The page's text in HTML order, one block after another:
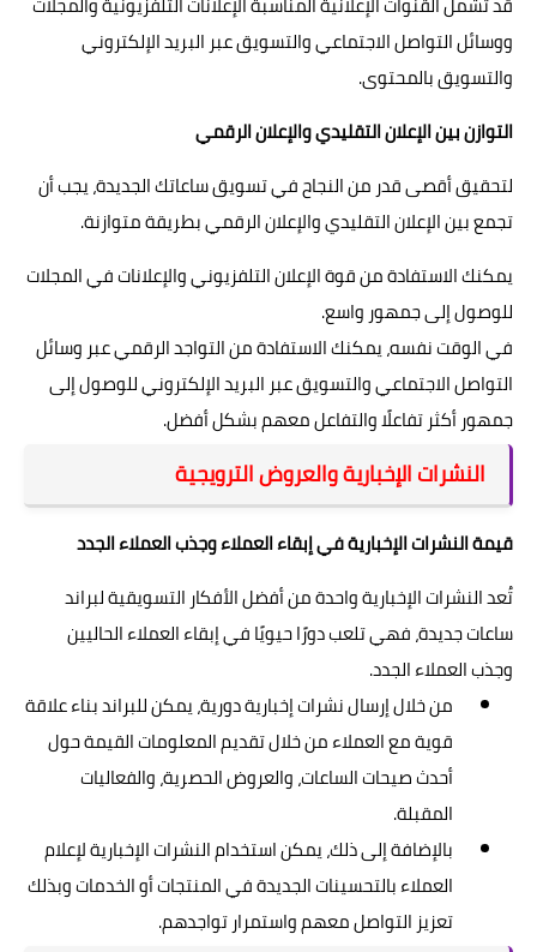
ووسائل التواصل الاجتماعي والتسويق عبر البريد الإلكتروني
والتسويق بالمحتوى.
التوازن بين الإعلان التقليدي والإعلان الرقمي
لتحقيق أقصى قدر من النجاح في تسويق ساعاتك الجديدة، يجب أن
تجمع بين الإعلان التقليدي والإعلان الرقمي بطريقة متوازنة.
يمكنك الاستفادة من قوة الإعلان التلفزيوني والإعلانات في المجلات
للوصول إلى جمهور واسع.
في الوقت نفسه، يمكنك الاستفادة من التواجد الرقمي عبر وسائل
التواصل الاجتماعي والتسويق عبر البريد الإلكتروني للوصول إلى
جمهور أكثر تفاعلًا والتفاعل معهم بشكل أفضل.
النشرات الإخبارية والعروض الترويجية
قيمة النشرات الإخبارية في إبقاء العملاء وجذب العملاء الجدد
تُعد النشرات الإخبارية واحدة من أفضل الأفكار التسويقية لبراند
ساعات جديدة، فهي تلعب دورًا حيويًا في إبقاء العملاء الحاليين
وجذب العملاء الجدد.
من خلال إرسال نشرات إخبارية دورية، يمكن للبراند بناء علاقة
قوية مع العملاء من خلال تقديم المعلومات القيمة حول
أحدث صيحات الساعات، والعروض الحصرية، والفعاليات
المقبلة.
بالإضافة إلى ذلك، يمكن استخدام النشرات الإخبارية لإعلام
العملاء بالتحسينات الجديدة في المنتجات أو الخدمات وبذلك
تعزيز التواصل معهم واستمرار تواجدهم.